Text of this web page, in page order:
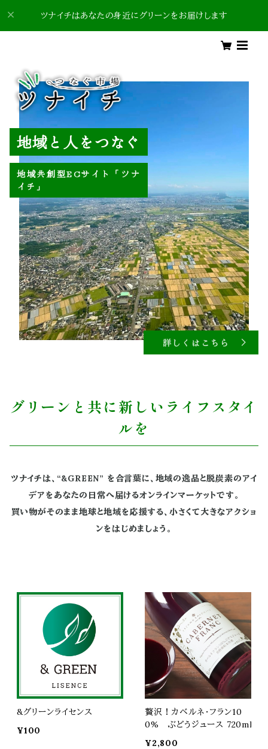
ツナイチはあなたの身近にグリーンをお届けします
地域と人をつなぐ
地域共創型ECサイト「ツナ
イチ」
詳しくはこちら
グリーンと共に新しいライフスタイ
ルを
ツナイチは、“&GREEN” を合言葉に、地域の逸品と脱炭素のアイ
デアをあなたの日常へ届けるオンラインマーケットです。
買い物がそのまま地球と地域を応援する、小さくて大きなアクショ
ンをはじめましょう。
&グリーンライセンス
¥100
贅沢！カベルネ・フラン10
0% ぶどうジュース 720ml
¥2,800